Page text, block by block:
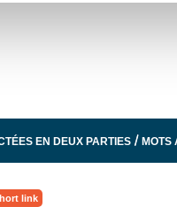
EN DEUX PARTIES /MOTS
link